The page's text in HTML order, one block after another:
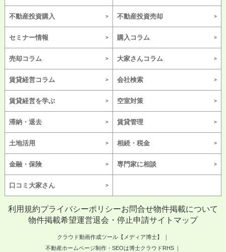
不動産投資購入 不動産投資売却
セミナー情報 購入コラム
売却コラム 大家さんコラム
賃貸経営コラム 会社検索
賃貸経営を学ぶ 空室対策
滞納・退去 賃貸管理
土地活用 相続・税金
金融・保険 専門家に相談
口コミ大家さん
利用規約プライバシーポリシーお問合せ物件掲載について
物件掲載希望運営退会・停止申請サイトマップ
クラウド動画作成ツール【メディア博士】
不動産ホームページ制作・SEOは博士クラウドRHS